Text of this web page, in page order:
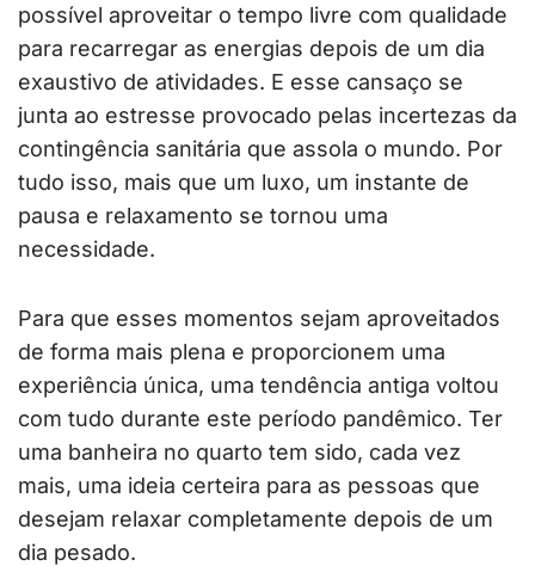
possível aproveitar o tempo livre com qualidade
para recarregar as energias depois de um dia
exaustivo de atividades. E esse cansaço se
junta ao estresse provocado pelas incertezas da
contingência sanitária que assola o mundo. Por
tudo isso, mais que um luxo, um instante de
pausa e relaxamento se tornou uma
necessidade.
Para que esses momentos sejam aproveitados
de forma mais plena e proporcionem uma
experiência única, uma tendência antiga voltou
com tudo durante este período pandêmico. Ter
uma banheira no quarto tem sido, cada vez
mais, uma ideia certeira para as pessoas que
desejam relaxar completamente depois de um
dia pesado.